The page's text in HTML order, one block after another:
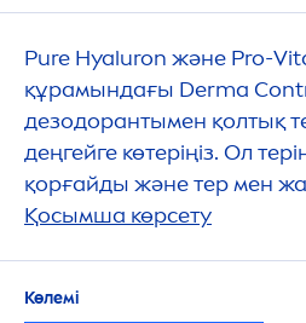
Pure Hyaluron және Pro-
құрамындағы Derma
дезодорантымен қолтық
деңгейге көтеріңіз. Ол
қорғайды және тер мен
72 сағатқа дейін сенімді
Қосымша көрсету
Көлемі